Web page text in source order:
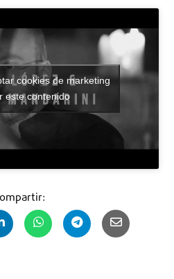
cookies de marketing
este contenido